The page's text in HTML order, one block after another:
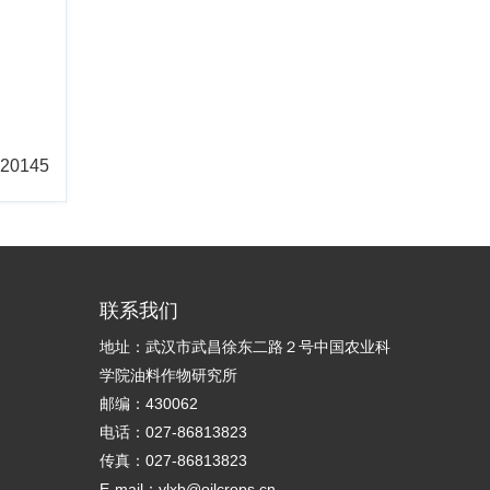
联系我们
地址：武汉市武昌徐东二路２号中国农业科
学院油料作物研究所
邮编：430062
电话：027-86813823
传真：027-86813823